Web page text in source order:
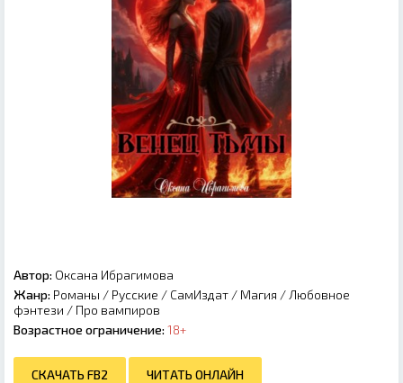
Автор: Оксана Ибрагимова
Жанр: Романы / Русские / СамИздат / Магия / Любовное
фэнтези / Про вампиров
Возрастное ограничение: 18+
СКАЧАТЬ FB2 ЧИТАТЬ ОНЛАЙН